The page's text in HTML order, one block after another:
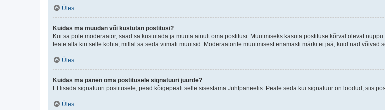
Üles
Kuidas ma muudan või kustutan postitusi?
Kui sa pole moderaator, saad sa kustutada ja muuta ainult oma postitusi. Muutmiseks kasuta postituse kõrval olevat
teate alla kiri selle kohta, millal sa seda viimati muutsid. Moderaatorite muutmisest enamasti märki ei jää, kuid nad võivad
Üles
Kuidas ma panen oma postitusele signatuuri juurde?
Et lisada signatuuri postitusele, pead kõigepealt selle sisestama Juhtpaneelis. Peale seda kui signatuur on loodud, siis
Üles